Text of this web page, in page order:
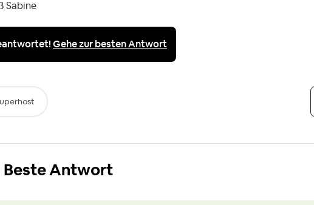
Sabine
Gehe zur besten Antwort
Beste Antwort